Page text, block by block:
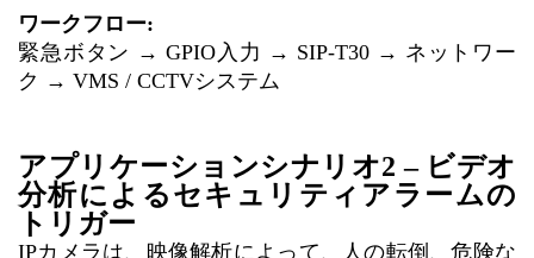
ワークフロー:
緊急ボタン → GPIO入力 → SIP-T30 → ネットワー
ク → VMS / CCTVシステム
アプリケーションシナリオ2 – ビデオ
分析によるセキュリティアラームの
トリガー
IPカメラは、映像解析によって、人の転倒、危険な